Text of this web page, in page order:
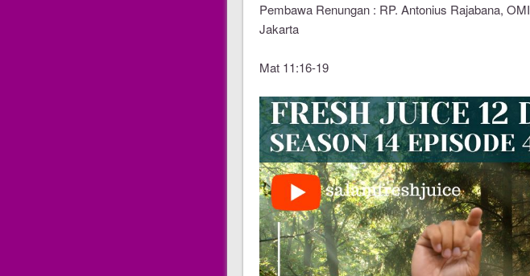
Pembawa Renungan : RP. Antonius Rajabana, OMI
Jakarta
Mat 11:16-19